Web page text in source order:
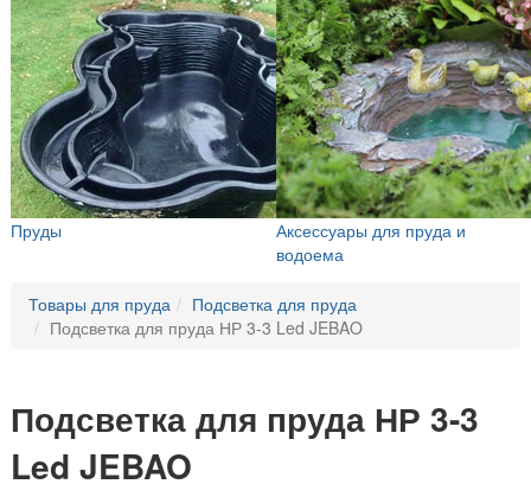
Пруды
Аксессуары для пруда и
водоема
Товары для пруда
Подсветка для пруда
Подсветка для пруда НР 3-3 Led JEBAO
Подсветка для пруда НР 3-3
Led JEBAO